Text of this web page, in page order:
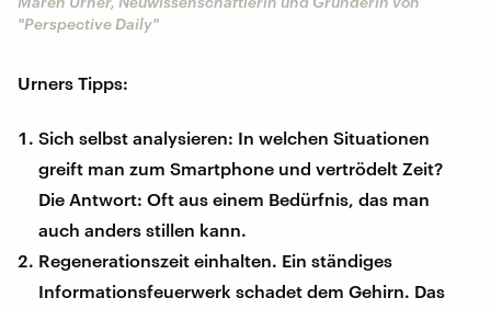
"Perspective Daily"
Urners Tipps:
Sich selbst analysieren: In welchen Situationen
greift man zum Smartphone und vertrödelt Zeit?
Die Antwort: Oft aus einem Bedürfnis, das man
auch anders stillen kann.
Regenerationszeit einhalten. Ein ständiges
Informationsfeuerwerk schadet dem Gehirn. Das